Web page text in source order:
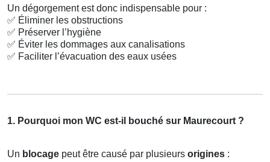
Un dégorgement est donc indispensable pour :
✅ Éliminer les obstructions
✅ Préserver l’hygiène
✅ Éviter les dommages aux canalisations
✅ Faciliter l’évacuation des eaux usées
1. Pourquoi mon WC est-il bouché sur Maurecourt ?
Un blocage peut être causé par plusieurs origines :